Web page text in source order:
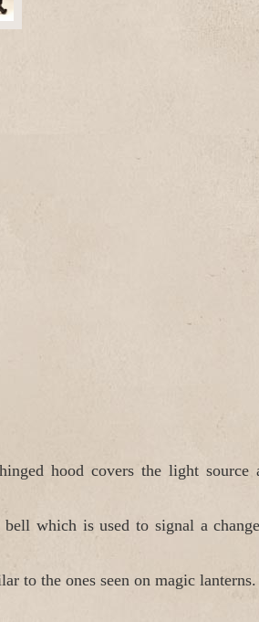
hood covers the light source
which is used to signal a
to the ones seen on magic lanterns.